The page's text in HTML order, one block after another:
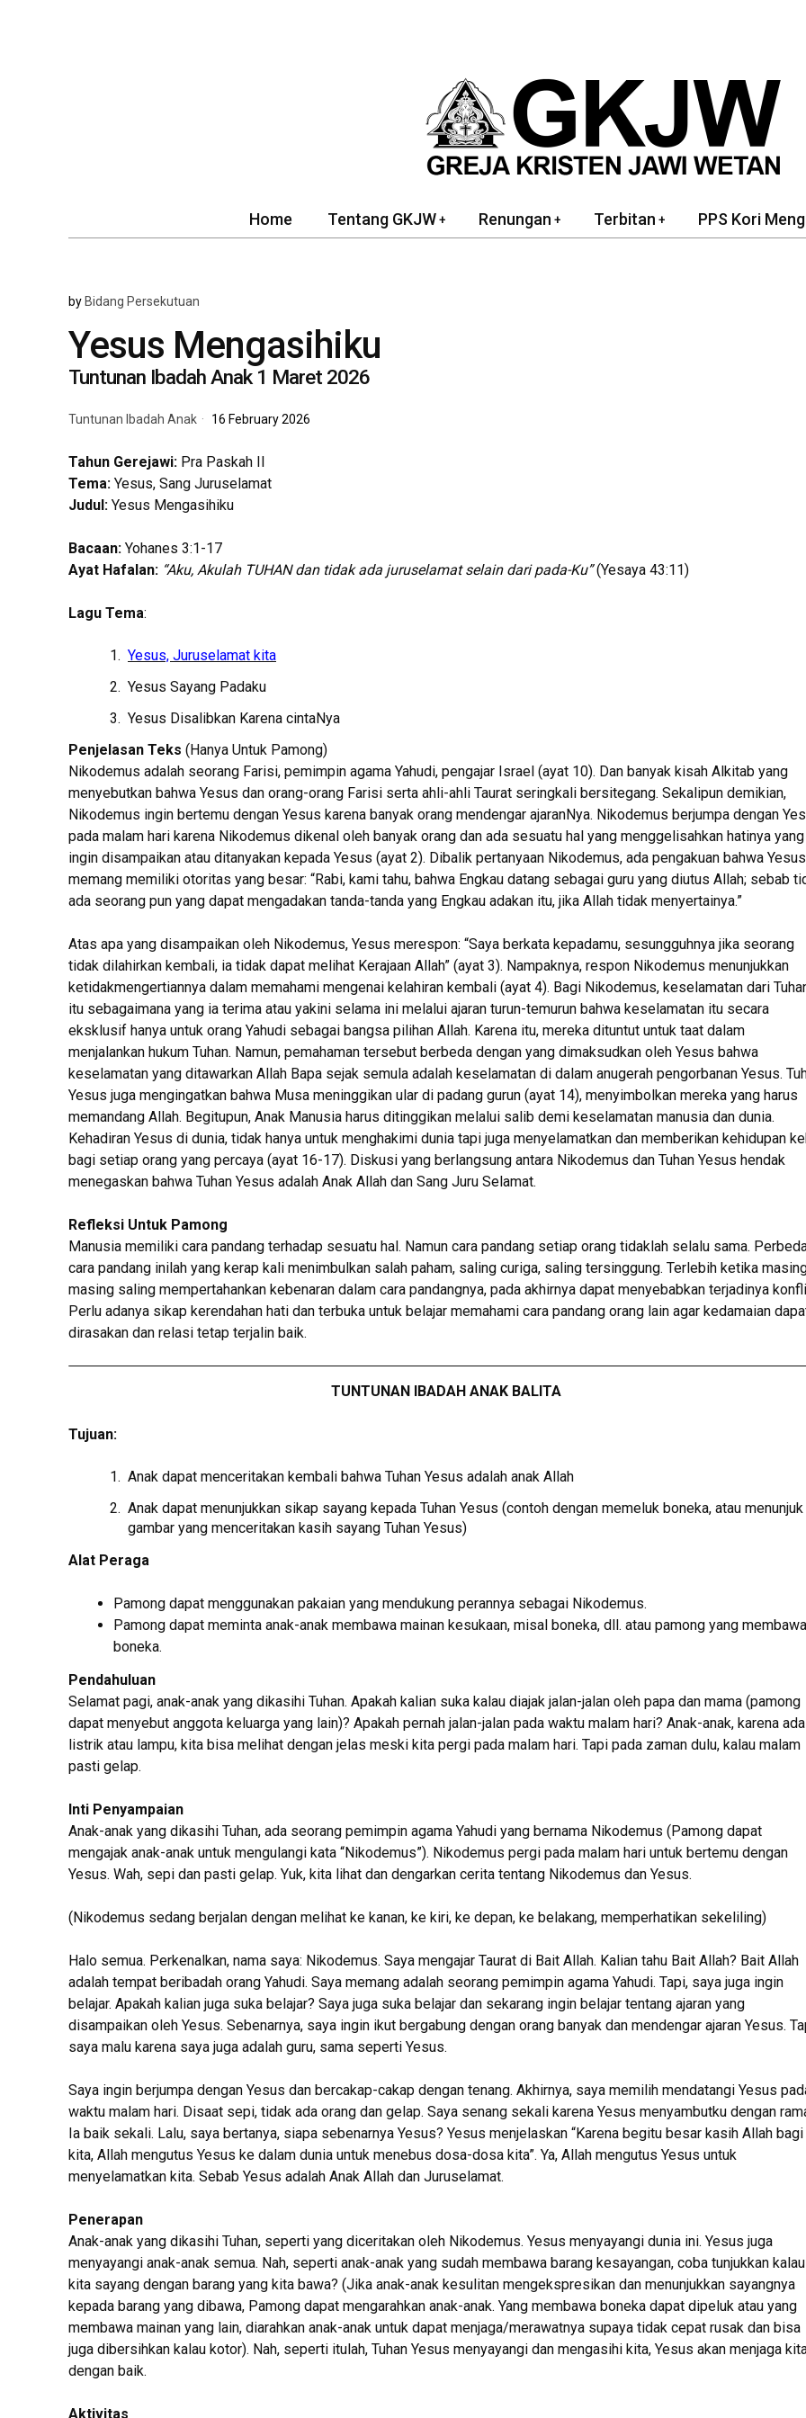
Home Tentang GKJW Renungan Terbitan PPS Kori
by Bidang Persekutuan
Yesus Mengasihiku
Tuntunan Ibadah Anak 1 Maret 2026
Tuntunan Ibadah Anak 16 February 2026
Tahun Gerejawi:Pra Paskah II
Tema:Yesus, Sang Juruselamat
Judul:Yesus Mengasihiku
Bacaan:Yohanes 3:1-17
Ayat Hafalan: “Aku, Akulah TUHAN dan tidak ada juruselamat selain dari pada-Ku”(Yesaya 43:11)
Lagu Tema:
Yesus, Juruselamat kita
Yesus Sayang Padaku
Yesus Disalibkan Karena cintaNya
Penjelasan Teks (Hanya Untuk Pamong)
Nikodemus adalah seorang Farisi, pemimpin agama Yahudi, pengajar Israel (ayat 10). Dan banyak kisah Alkitab yang
menyebutkan bahwa Yesus dan orang-orang Farisi serta ahli-ahli Taurat seringkali bersitegang. Sekalipun demikian,
Nikodemus ingin bertemu dengan Yesus karena banyak orang mendengar ajaranNya. Nikodemus berjumpa dengan
pada malam hari karena Nikodemus dikenal oleh banyak orang dan ada sesuatu hal yang menggelisahkan hatinya yang
ingin disampaikan atau ditanyakan kepada Yesus (ayat 2). Dibalik pertanyaan Nikodemus, ada pengakuan bahwa Yesus
memang memiliki otoritas yang besar: “Rabi, kami tahu, bahwa Engkau datang sebagai guru yang diutus Allah; sebab
ada seorang pun yang dapat mengadakan tanda-tanda yang Engkau adakan itu, jika Allah tidak menyertainya.”
Atas apa yang disampaikan oleh Nikodemus, Yesus merespon: “Saya berkata kepadamu, sesungguhnya jika seorang
tidak dilahirkan kembali, ia tidak dapat melihat Kerajaan Allah” (ayat 3). Nampaknya, respon Nikodemus menunjukkan
ketidakmengertiannya dalam memahami mengenai kelahiran kembali (ayat 4). Bagi Nikodemus, keselamatan dari
itu sebagaimana yang ia terima atau yakini selama ini melalui ajaran turun-temurun bahwa keselamatan itu secara
eksklusif hanya untuk orang Yahudi sebagai bangsa pilihan Allah. Karena itu, mereka dituntut untuk taat dalam
menjalankan hukum Tuhan. Namun, pemahaman tersebut berbeda dengan yang dimaksudkan oleh Yesus bahwa
keselamatan yang ditawarkan Allah Bapa sejak semula adalah keselamatan di dalam anugerah pengorbanan Yesus.
Yesus juga mengingatkan bahwa Musa meninggikan ular di padang gurun (ayat 14), menyimbolkan mereka yang harus
memandang Allah. Begitupun, Anak Manusia harus ditinggikan melalui salib demi keselamatan manusia dan dunia.
Kehadiran Yesus di dunia, tidak hanya untuk menghakimi dunia tapi juga menyelamatkan dan memberikan kehidupan
bagi setiap orang yang percaya (ayat 16-17). Diskusi yang berlangsung antara Nikodemus dan Tuhan Yesus hendak
menegaskan bahwa Tuhan Yesus adalah Anak Allah dan Sang Juru Selamat.
Refleksi Untuk Pamong
Manusia memiliki cara pandang terhadap sesuatu hal. Namun cara pandang setiap orang tidaklah selalu sama.
cara pandang inilah yang kerap kali menimbulkan salah paham, saling curiga, saling tersinggung. Terlebih ketika
masing saling mempertahankan kebenaran dalam cara pandangnya, pada akhirnya dapat menyebabkan terjadinya
Perlu adanya sikap kerendahan hati dan terbuka untuk belajar memahami cara pandang orang lain agar kedamaian
dirasakan dan relasi tetap terjalin baik.
TUNTUNAN IBADAH ANAK BALITA
Tujuan:
Anak dapat menceritakan kembali bahwa Tuhan Yesus adalah anak Allah
Anak dapat menunjukkan sikap sayang kepada Tuhan Yesus (contoh dengan memeluk boneka, atau menunjuk
gambar yang menceritakan kasih sayang Tuhan Yesus)
Alat Peraga
Pamong dapat menggunakan pakaian yang mendukung perannya sebagai Nikodemus.
Pamong dapat meminta anak-anak membawa mainan kesukaan, misal boneka, dll. atau pamong yang membawa
boneka.
Pendahuluan
Selamat pagi, anak-anak yang dikasihi Tuhan. Apakah kalian suka kalau diajak jalan-jalan oleh papa dan mama (pamong
dapat menyebut anggota keluarga yang lain)? Apakah pernah jalan-jalan pada waktu malam hari? Anak-anak, karena ada
listrik atau lampu, kita bisa melihat dengan jelas meski kita pergi pada malam hari. Tapi pada zaman dulu, kalau malam
pasti gelap.
Inti Penyampaian
Anak-anak yang dikasihi Tuhan, ada seorang pemimpin agama Yahudi yang bernama Nikodemus (Pamong dapat
mengajak anak-anak untuk mengulangi kata “Nikodemus”). Nikodemus pergi pada malam hari untuk bertemu dengan
Yesus. Wah, sepi dan pasti gelap. Yuk, kita lihat dan dengarkan cerita tentang Nikodemus dan Yesus.
(Nikodemus sedang berjalan dengan melihat ke kanan, ke kiri, ke depan, ke belakang, memperhatikan sekeliling)
Halo semua. Perkenalkan, nama saya: Nikodemus. Saya mengajar Taurat di Bait Allah. Kalian tahu Bait Allah? Bait Allah
adalah tempat beribadah orang Yahudi. Saya memang adalah seorang pemimpin agama Yahudi. Tapi, saya juga ingin
belajar. Apakah kalian juga suka belajar? Saya juga suka belajar dan sekarang ingin belajar tentang ajaran yang
disampaikan oleh Yesus. Sebenarnya, saya ingin ikut bergabung dengan orang banyak dan mendengar ajaran Yesus.
saya malu karena saya juga adalah guru, sama seperti Yesus.
Saya ingin berjumpa dengan Yesus dan bercakap-cakap dengan tenang. Akhirnya, saya memilih mendatangi Yesus
waktu malam hari. Disaat sepi, tidak ada orang dan gelap. Saya senang sekali karena Yesus menyambutku dengan
Ia baik sekali. Lalu, saya bertanya, siapa sebenarnya Yesus? Yesus menjelaskan “Karena begitu besar kasih Allah bagi
kita, Allah mengutus Yesus ke dalam dunia untuk menebus dosa-dosa kita”. Ya, Allah mengutus Yesus untuk
menyelamatkan kita. Sebab Yesus adalah Anak Allah dan Juruselamat.
Penerapan
Anak-anak yang dikasihi Tuhan, seperti yang diceritakan oleh Nikodemus. Yesus menyayangi dunia ini. Yesus juga
menyayangi anak-anak semua. Nah, seperti anak-anak yang sudah membawa barang kesayangan, coba tunjukkan kalau
kita sayang dengan barang yang kita bawa? (Jika anak-anak kesulitan mengekspresikan dan menunjukkan sayangnya
kepada barang yang dibawa, Pamong dapat mengarahkan anak-anak. Yang membawa boneka dapat dipeluk atau yang
membawa mainan yang lain, diarahkan anak-anak untuk dapat menjaga/merawatnya supaya tidak cepat rusak dan bisa
juga dibersihkan kalau kotor). Nah, seperti itulah, Tuhan Yesus menyayangi dan mengasihi kita, Yesus akan menjaga
dengan baik.
Aktivitas